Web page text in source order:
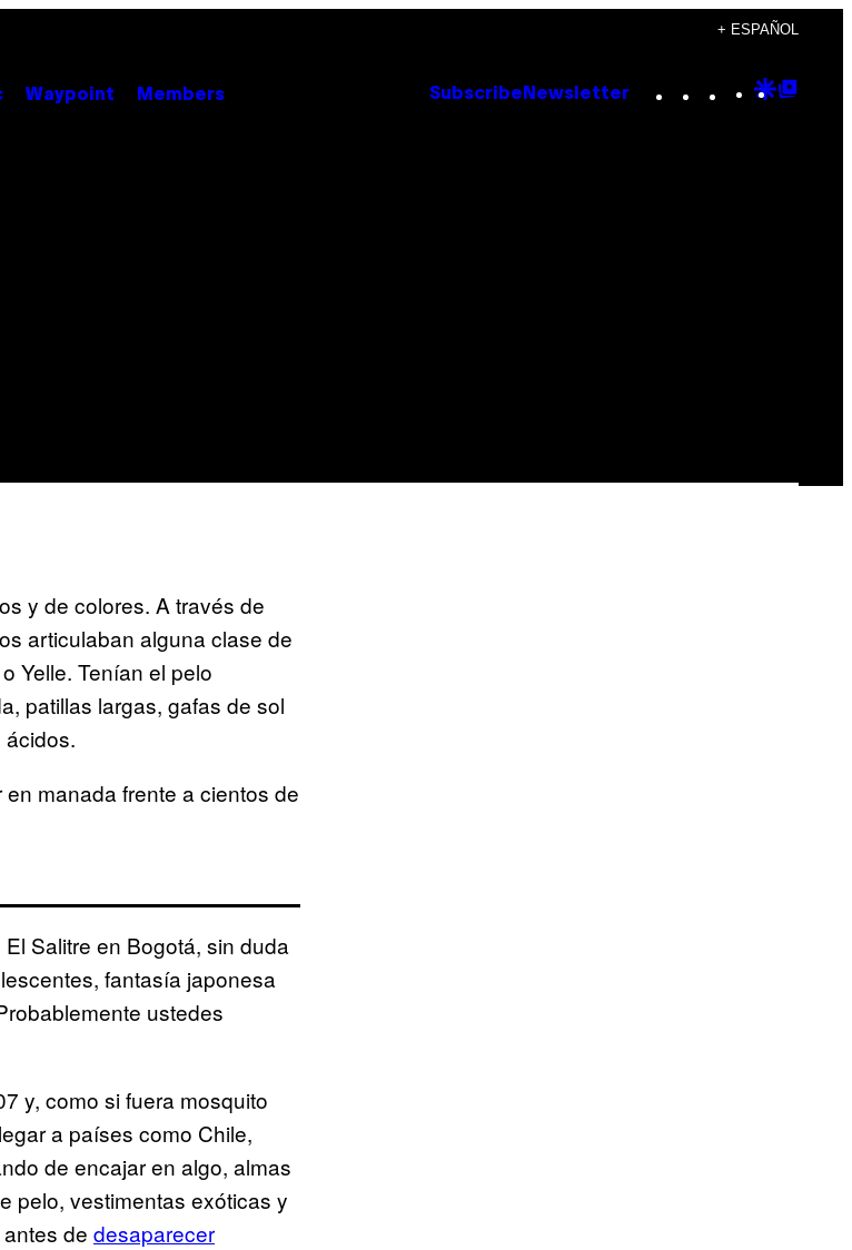
+ ESPAÑOL
Waypoint Members Subscribe Newsletter Instagram
TikTok
YouTube
Google
y de colores. A través de
articulaban alguna clase de
Yelle. Tenían el pelo
patillas largas, gafas de sol
manada frente a cientos de
Salitre en Bogotá, sin duda
fantasía japonesa
ustedes
y, como si fuera mosquito
a países como Chile,
de encajar en algo, almas
pelo, vestimentas exóticas y
de desaparecer